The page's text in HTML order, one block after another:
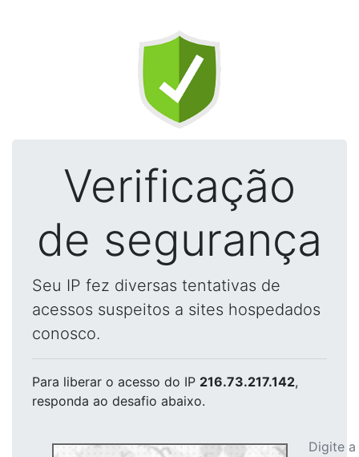
Verificação
de segurança
Seu IP fez diversas tentativas de
acessos suspeitos a sites hospedados
conosco.
Para liberar o acesso do IP 216.73.217.142,
responda ao desafio abaixo.
Digite